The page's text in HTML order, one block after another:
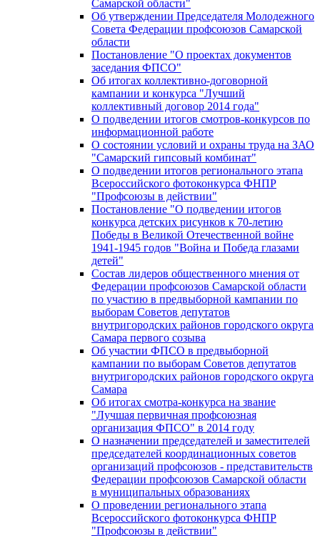
Самарской области"
Об утверждении Председателя Молодежного
Совета Федерации профсоюзов Самарской
области
Постановление "О проектах документов
заседания ФПСО"
Об итогах коллективно-договорной
кампании и конкурса "Лучший
коллективный договор 2014 года"
О подведении итогов смотров-конкурсов по
информационной работе
О состоянии условий и охраны труда на ЗАО
"Самарский гипсовый комбинат"
О подведении итогов регионального этапа
Всероссийского фотоконкурса ФНПР
"Профсоюзы в действии"
Постановление "О подведении итогов
конкурса детских рисунков к 70-летию
Победы в Великой Отечественной войне
1941-1945 годов "Война и Победа глазами
детей"
Состав лидеров общественного мнения от
Федерации профсоюзов Самарской области
по участию в предвыборной кампании по
выборам Советов депутатов
внутригородских районов городского округа
Самара первого созыва
Об участии ФПСО в предвыборной
кампании по выборам Советов депутатов
внутригородских районов городского округа
Самара
Об итогах смотра-конкурса на звание
"Лучшая первичная профсоюзная
организация ФПСО" в 2014 году
О назначении председателей и заместителей
председателей координационных советов
организаций профсоюзов - представительств
Федерации профсоюзов Самарской области
в муниципальных образованиях
О проведении регионального этапа
Всероссийского фотоконкурса ФНПР
"Профсоюзы в действии"